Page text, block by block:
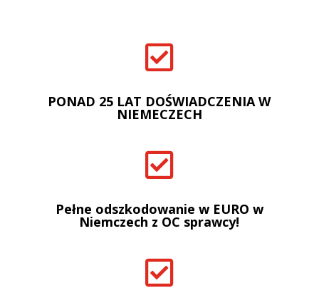

PONAD 25 LAT DOŚWIADCZENIA W
NIEMECZECH

Pełne odszkodowanie w EURO w
Niemczech z OC sprawcy!
